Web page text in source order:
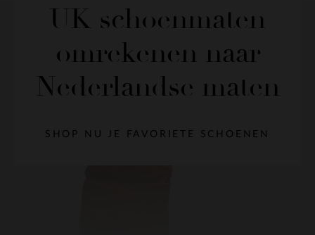
UK schoenmaten
omrekenen naar
Nederlandse maten
SHOP NU JE FAVORIETE SCHOENEN